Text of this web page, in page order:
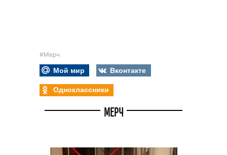
#Мерч
Мой мир
Вконтакте
Одноклассники
МЕРЧ